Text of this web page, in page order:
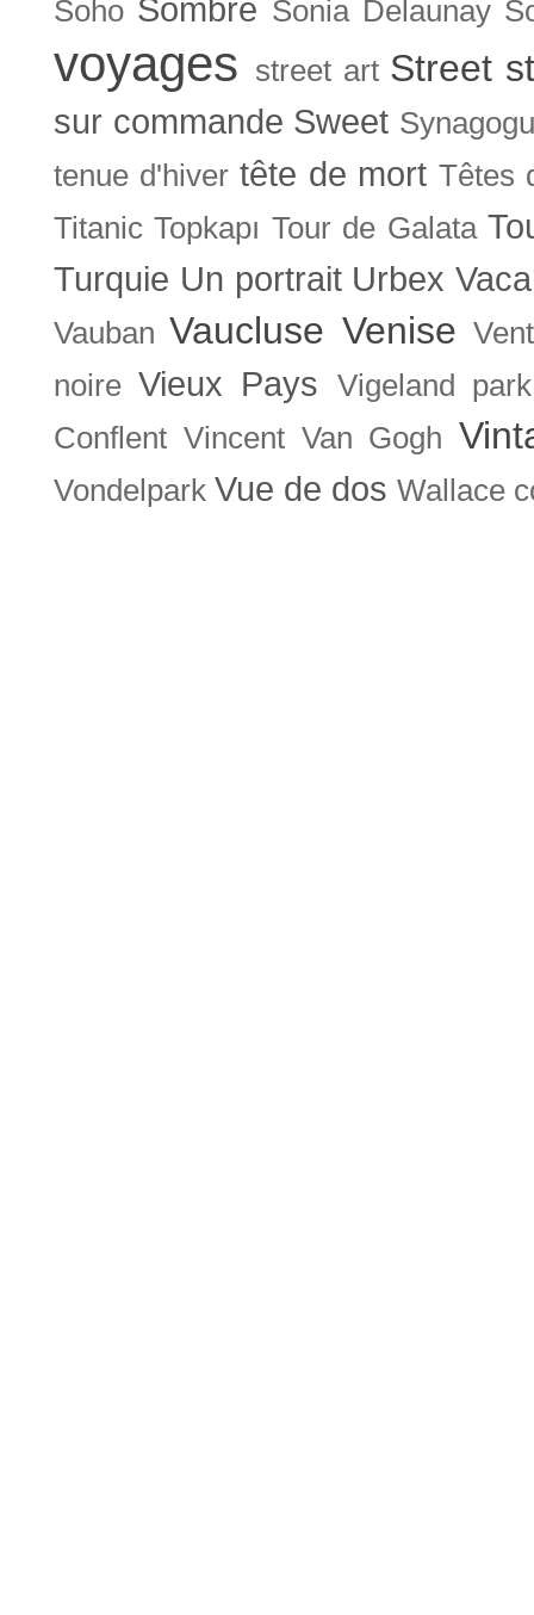
Soho Sombre Sonia Delaunay
voyages street art Street
sur commande Sweet
tenue d'hiver tête de mort Têtes
Titanic Topkapı Tour de Galata
Turquie Un portrait Urbex
Vauban Vaucluse Venise
noire Vieux Pays
Vigeland park
Conflent Vincent Van Gogh
Vondelpark Vue de dos Wallace